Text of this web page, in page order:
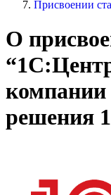
Присвоении
О
решения